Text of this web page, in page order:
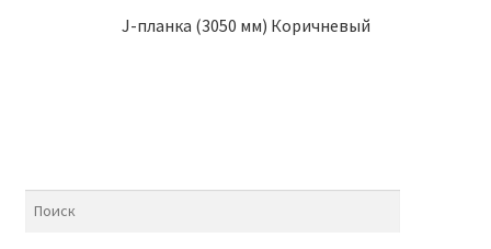
J-планка (3050 мм) Коричневый